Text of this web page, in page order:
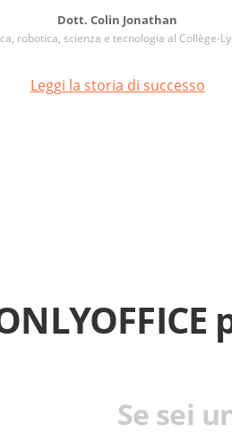
Dott. Colin Jonathan
robotica, scienza e tecnologia al Collège-
Leggi la storia di successo
Se sei